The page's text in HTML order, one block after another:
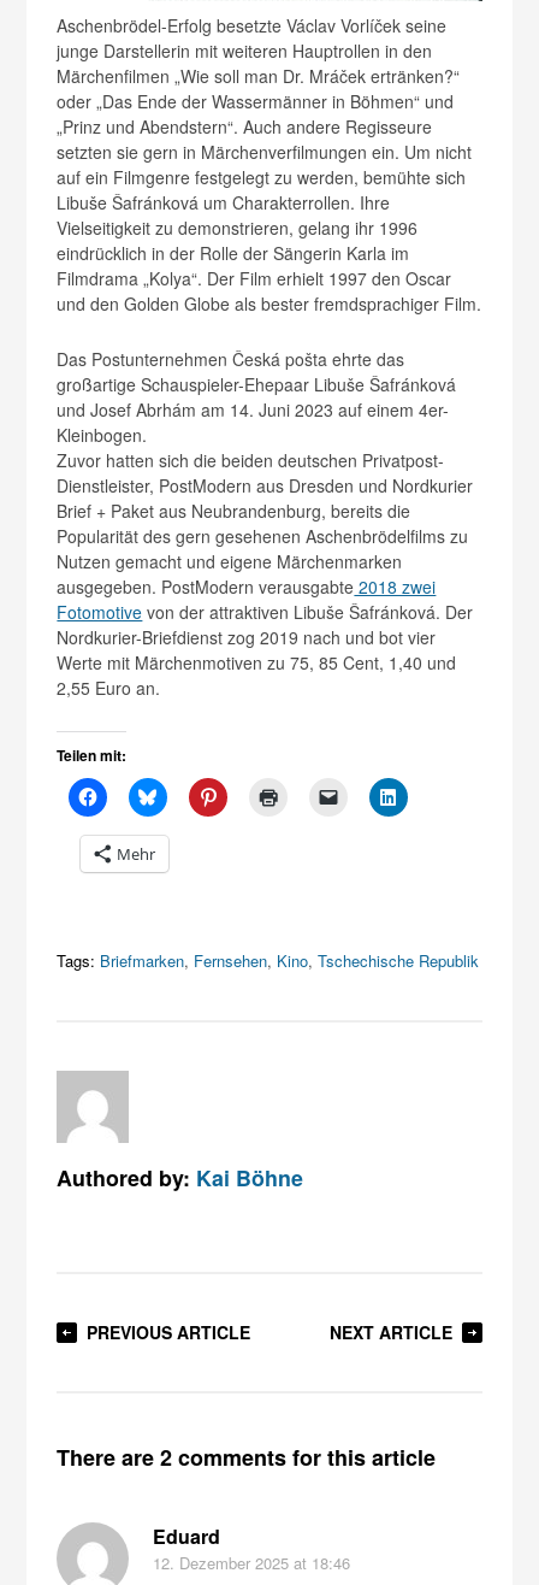
Aschenbrödel-Erfolg besetzte Václav Vorlíček seine
junge Darstellerin mit weiteren Hauptrollen in den
Märchenfilmen „Wie soll man Dr. Mráček ertränken?“
oder „Das Ende der Wassermänner in Böhmen“ und
„Prinz und Abendstern“. Auch andere Regisseure
setzten sie gern in Märchenverfilmungen ein. Um nicht
auf ein Filmgenre festgelegt zu werden, bemühte sich
Libuše Šafránková um Charakterrollen. Ihre
Vielseitigkeit zu demonstrieren, gelang ihr 1996
eindrücklich in der Rolle der Sängerin Karla im
Filmdrama „Kolya“. Der Film erhielt 1997 den Oscar
und den Golden Globe als bester fremdsprachiger Film.
Das Postunternehmen Česká pošta ehrte das
großartige Schauspieler-Ehepaar Libuše Šafránková
und Josef Abrhám am 14. Juni 2023 auf einem 4er-
Kleinbogen.
Zuvor hatten sich die beiden deutschen Privatpost-
Dienstleister, PostModern aus Dresden und Nordkurier
Brief + Paket aus Neubrandenburg, bereits die
Popularität des gern gesehenen Aschenbrödelfilms zu
Nutzen gemacht und eigene Märchenmarken
ausgegeben. PostModern verausgabte 2018 zwei
Fotomotive von der attraktiven Libuše Šafránková. Der
Nordkurier-Briefdienst zog 2019 nach und bot vier
Werte mit Märchenmotiven zu 75, 85 Cent, 1,40 und
2,55 Euro an.
Teilen mit:
Mehr
Tags: Briefmarken, Fernsehen, Kino,Tschechische Republik
Authored by: Kai Böhne
PREVIOUS ARTICLE NEXT ARTICLE
There are 2 comments for this article
Eduard
12. Dezember 2025 at 18:46